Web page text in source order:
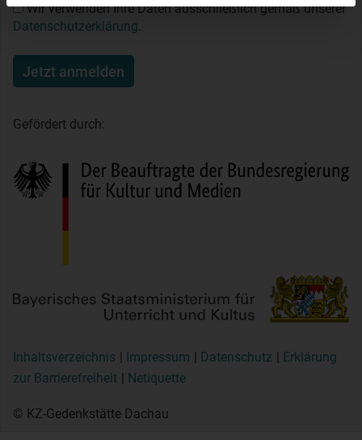
Wir verwenden Ihre Daten ausschließlich gemäß unserer
Datenschutzerklärung.
Jetzt anmelden
Gefördert durch:
Inhaltsverzeichnis Impressum Datenschutz
Erklärung
zur Barrierefreiheit
Netiquette
© KZ-Gedenkstätte Dachau